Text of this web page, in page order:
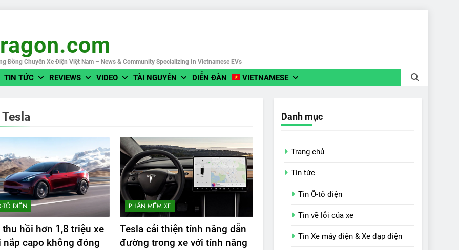
Đồng Chuyên Xe Điện Việt Nam – News & Community Specializing In Vietnamese EVs
TIN TỨC REVIEWS VIDEO TÀI NGUYÊN DIỄN ĐÀN VIETNAMESE
Tesla
TÔ ĐIỆN
thu hồi hơn 1,8 triệu xe
nắp capo không đóng
PHẦN MỀM XE
Tesla cải thiện tính năng dẫn
đường trong xe với tính năng
Danh mục
Trang chủ
Tin tức
Tin Ô-tô điện
Tin về lỗi của xe
Tin Xe máy điện & Xe đạp điện